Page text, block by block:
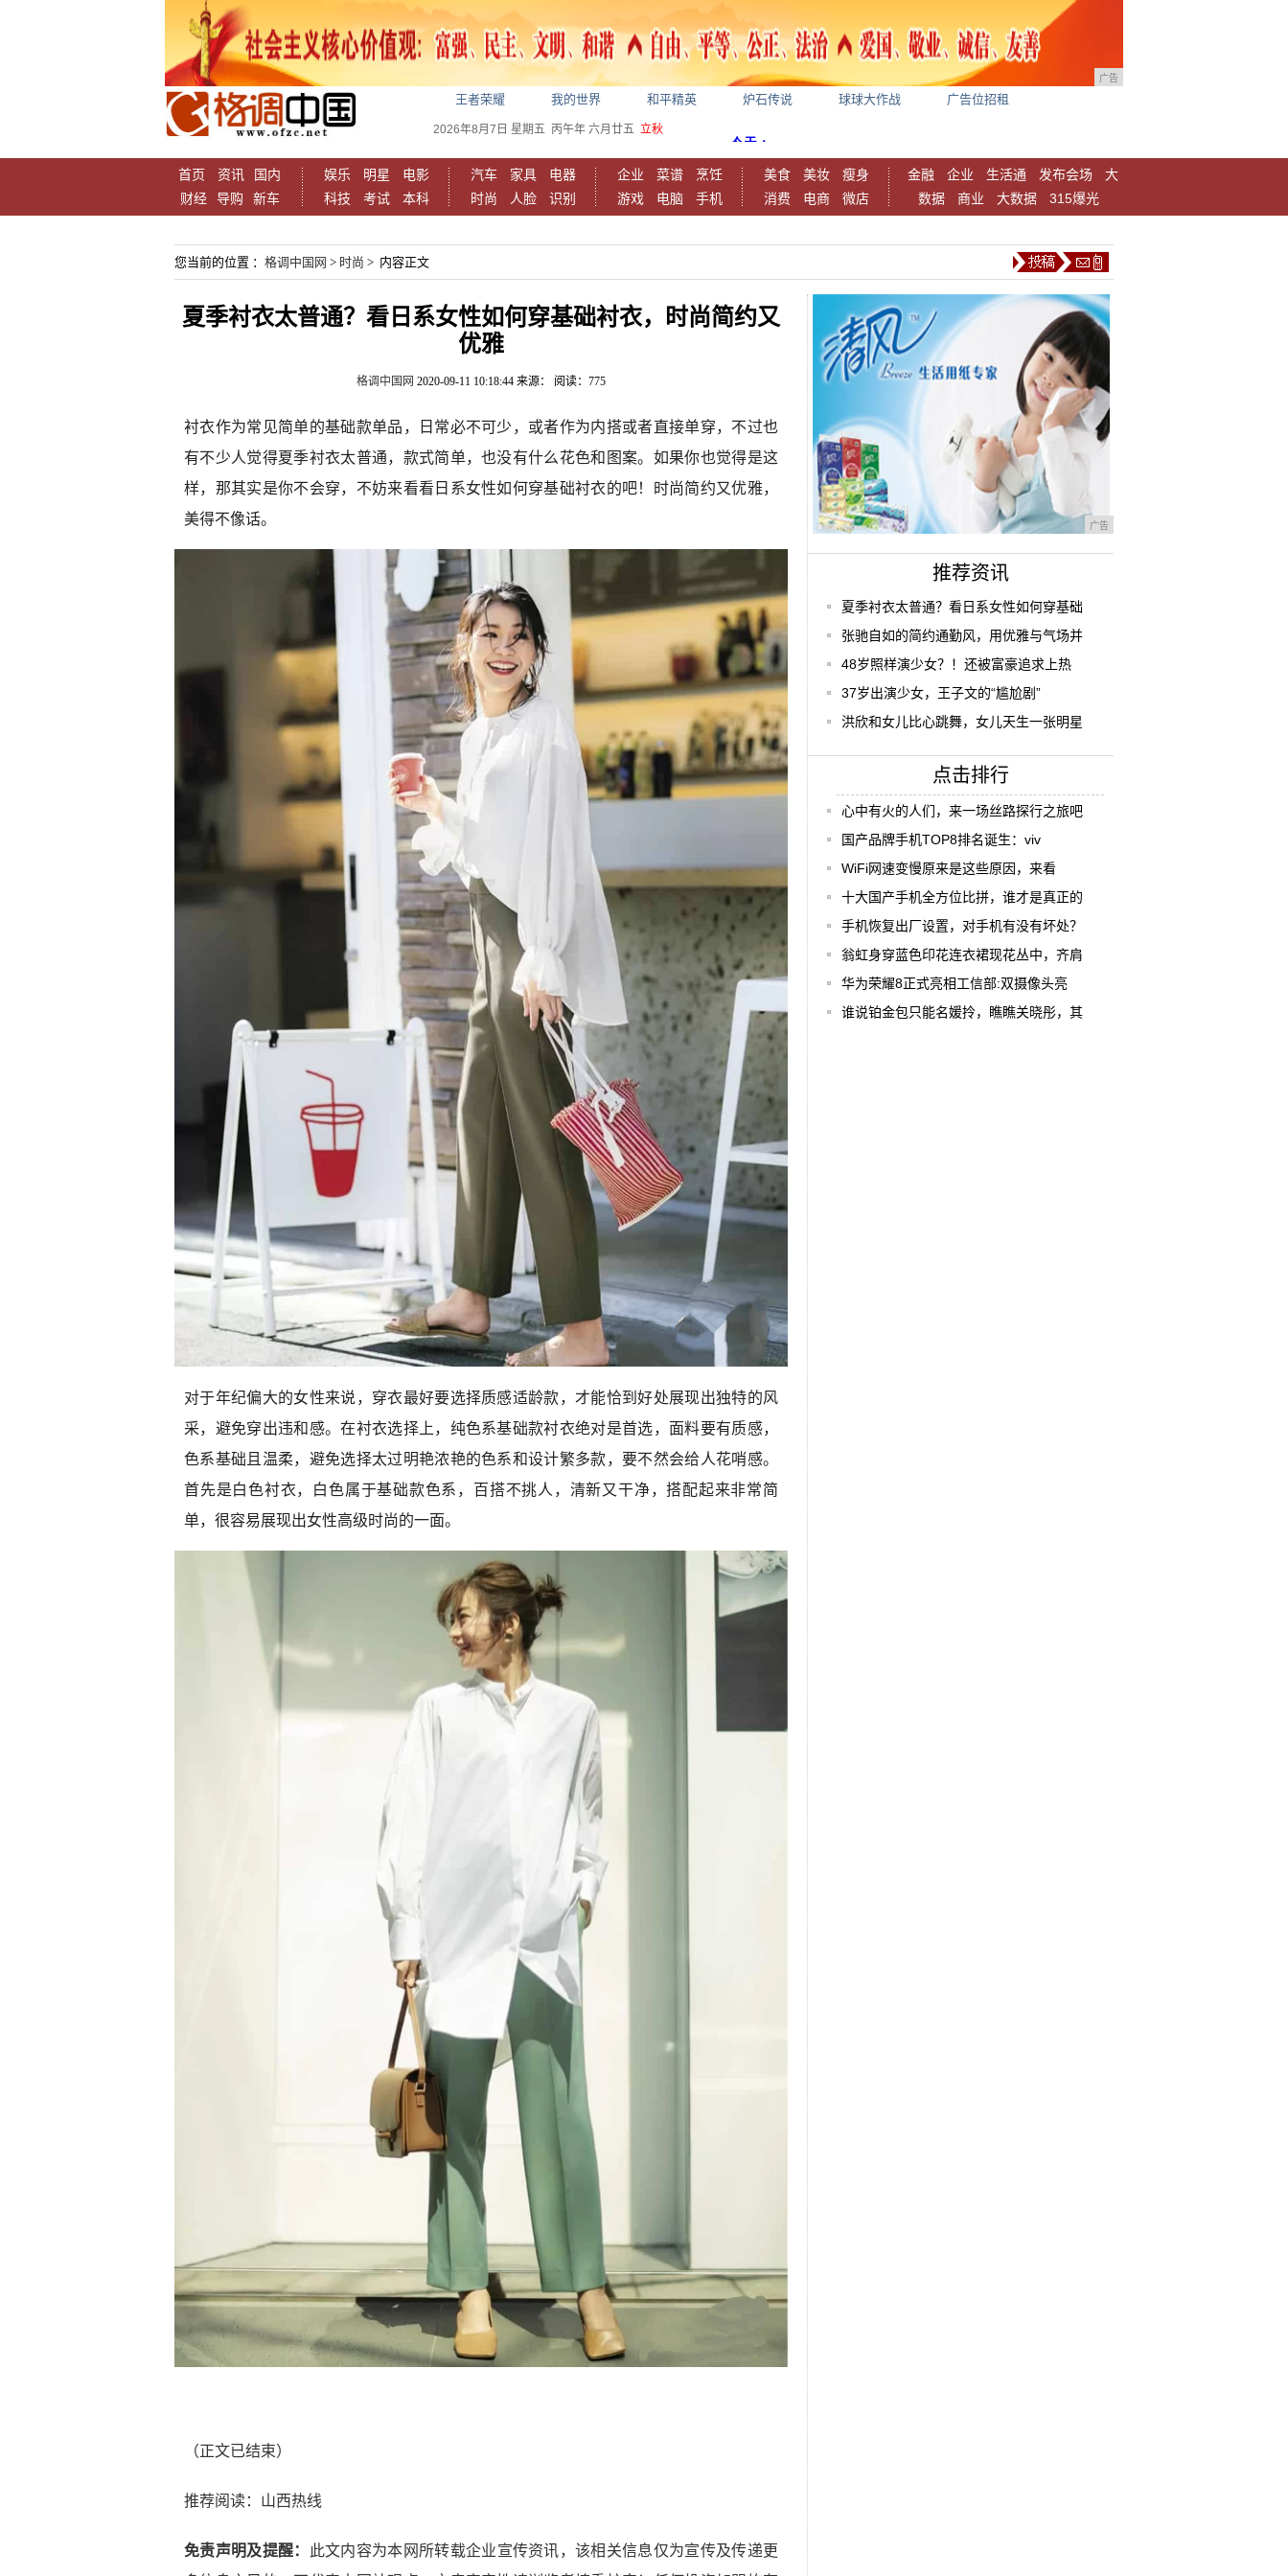
广告
王者荣耀 我的世界 和平精英 炉石传说 球球大作战 广告位招租
2026年8月7日 星期五 丙午年 六月廿五 立秋
首页 资讯
国内
财经
导购 新车
娱乐 明星
电影
科技
考试 本科
汽车 家具
电器
时尚
人脸 识别
企业 菜谱
烹饪
游戏
电脑 手机
美食 美妆
瘦身
消费
电商 微店
金融 企业 生活通 发布会场
大
数据
商业 大数据 315爆光
您当前的位置 ： 格调中国网 > 时尚 > 内容正文
夏季衬衣太普通？看日系女性如何穿基础衬衣，时尚简约又
优雅
格调中国网 2020-09-11 10:18:44 来源： 阅读：775
衬衣作为常见简单的基础款单品，日常必不可少，或者作为内搭或者直接单穿，不过也
有不少人觉得夏季衬衣太普通，款式简单，也没有什么花色和图案。如果你也觉得是这
样，那其实是你不会穿，不妨来看看日系女性如何穿基础衬衣的吧！时尚简约又优雅，
美得不像话。
对于年纪偏大的女性来说，穿衣最好要选择质感适龄款，才能恰到好处展现出独特的风
采，避免穿出违和感。在衬衣选择上，纯色系基础款衬衣绝对是首选，面料要有质感，
色系基础且温柔，避免选择太过明艳浓艳的色系和设计繁多款，要不然会给人花哨感。
首先是白色衬衣，白色属于基础款色系，百搭不挑人，清新又干净，搭配起来非常简
单，很容易展现出女性高级时尚的一面。
（正文已结束）
推荐阅读： 山西热线
免责声明及提醒：
此文内容为本网所转载企业宣传资讯，该相关信息仅为宣传及传递更
广告
推荐资讯
夏季衬衣太普通？看日系女性如何穿基础
张驰自如的简约通勤风，用优雅与气场并
48岁照样演少女？！还被富豪追求上热
37岁出演少女，王子文的“尴尬剧”
洪欣和女儿比心跳舞，女儿天生一张明星
点击排行
心中有火的人们，来一场丝路探行之旅吧
国产品牌手机TOP8排名诞生：viv
WiFi网速变慢原来是这些原因，来看
十大国产手机全方位比拼，谁才是真正的
手机恢复出厂设置，对手机有没有坏处？
翁虹身穿蓝色印花连衣裙现花丛中，齐肩
华为荣耀8正式亮相工信部:双摄像头亮
谁说铂金包只能名媛拎，瞧瞧关晓彤，其